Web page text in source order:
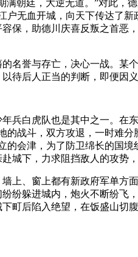
朝廷，大逆无道。”对此，
无血开城，向天下传达了
保，助德川庆喜反叛之首恶
名誉与存亡，决心一战。某
待后人正当的判断，即便因
兵白虎队也是其中之一。在
战斗，双方攻退，一时难
会津，为了防卫绵长的国
城下，力求阻挡敌人的攻势
上、窗上都有新政府军单方
纷躲进城内，炮火不断纷飞
町后陷入绝望，在饭盛山切